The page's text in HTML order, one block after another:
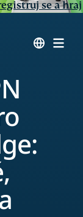
se a hraj